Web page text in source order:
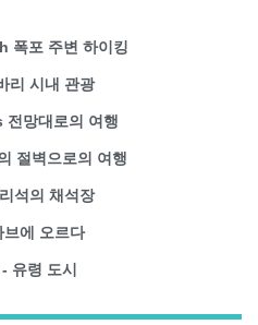
폭포 주변 하이킹
리 시내 관광
망대로의 여행
절벽으로의 여행
석의 채석장
브에 오르다
유령 도시